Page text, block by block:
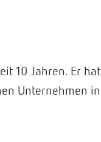
10 Jahren. Er hat
Unternehmen in